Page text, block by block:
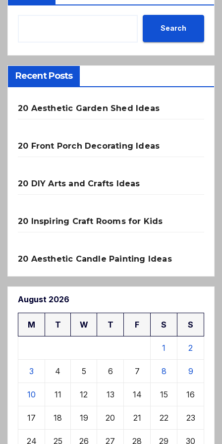
Search
Recent Posts
20 Aesthetic Garden Shed Ideas
20 Front Porch Decorating Ideas
20 DIY Arts and Crafts Ideas
20 Inspiring Craft Rooms for Kids
20 Aesthetic Candle Painting Ideas
August 2026
M T W T F S S
1 2
3 4 5 6 7 8 9
10 11 12 13 14 15 16
17 18 19 20 21 22 23
24 25 26 27 28 29 30